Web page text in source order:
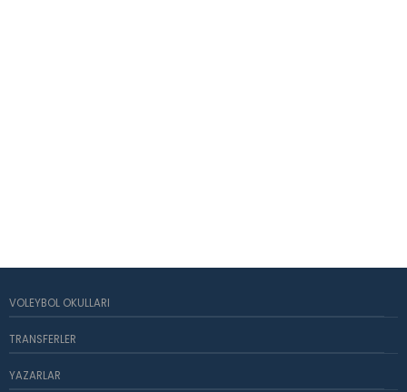
VOLEYBOL OKULLARI
TRANSFERLER
YAZARLAR